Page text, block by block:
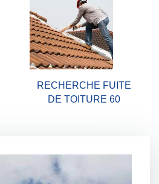
RECHERCHE FUITE
DE TOITURE 60